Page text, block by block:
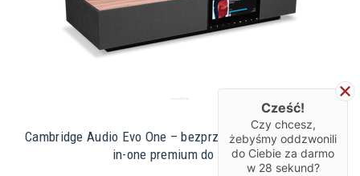
Cambridge Audio Evo One – bezprzewodowy głośnik all-
in-one premium do domu
Cześć!
Czy chcesz,
żebyśmy oddzwonili
do Ciebie za darmo
w 28 sekund?